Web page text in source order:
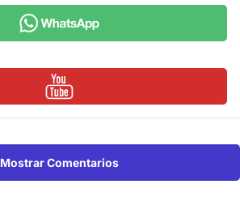
Mostrar Comentarios